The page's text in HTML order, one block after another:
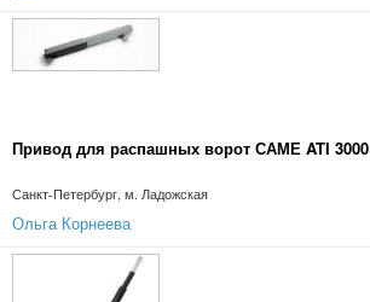
Привод для распашных ворот САМЕ ATI 3000
Санкт-Петербург, м. Ладожская
Ольга Корнеева